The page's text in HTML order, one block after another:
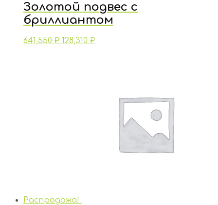
Золотой подвес с
бриллиантом
641,550₽ 128,310 ₽
Распродажа!